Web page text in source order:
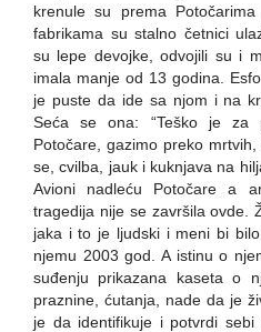
krenule su prema
fabrikama su stalno četnici
su lepe devojke, odvojili su i
imala manje od 13 godina.
je puste da ide sa njom i na
Seća se ona: “Teško je za
Potočare, gazimo preko
se, cvilba, jauk i kuknjava na
Avioni nadleću Potočare a
tragedija nije se završila ovde.
jaka i to je ljudski i meni bi
njemu 2003 god. A istinu o
suđenju prikazana kaseta o
praznine, ćutanja, nade da je
je da identifikuje i potvrdi